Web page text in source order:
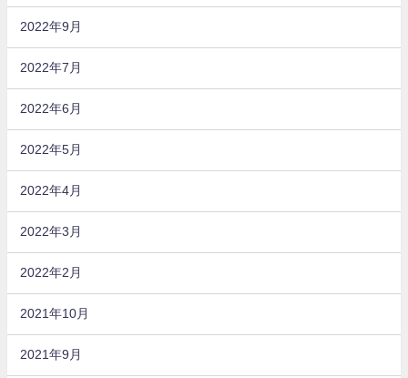
2022年9月
2022年7月
2022年6月
2022年5月
2022年4月
2022年3月
2022年2月
2021年10月
2021年9月